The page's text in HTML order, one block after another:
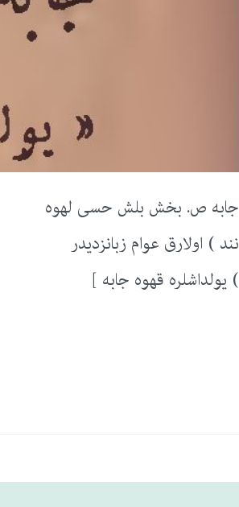
جابه ص. بخش بلش حسی لهوه
نند ) اولارق عوام زبانزدیدر
) یولداشلره قهوه جابه ]